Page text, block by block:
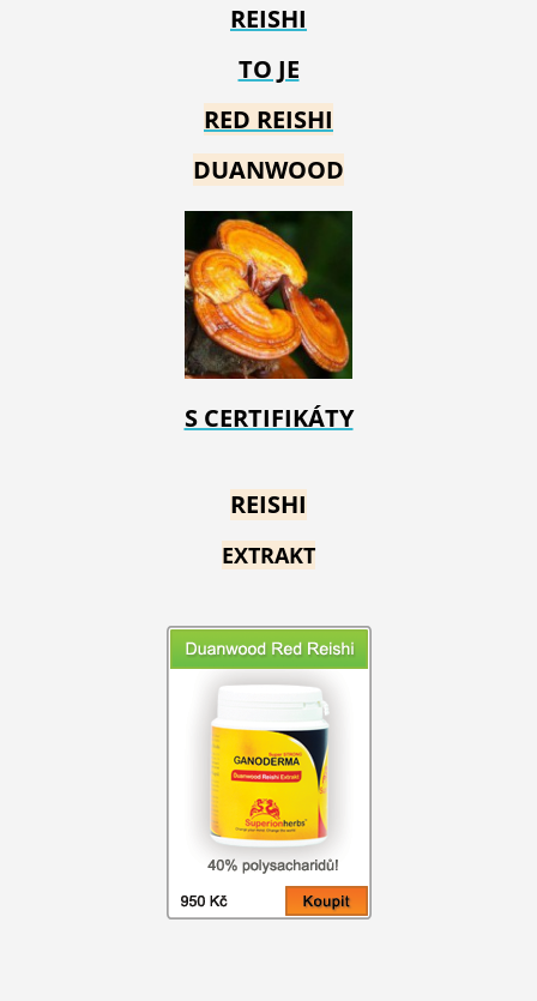
REISHI
TO JE
RED REISHI
DUANWOOD
S CERTIFIKÁTY
REISHI
EXTRAKT